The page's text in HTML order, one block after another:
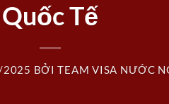
Quốc Tế
BỞITEAM VISA NƯỚC